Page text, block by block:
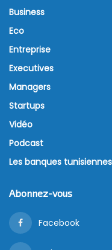
Business
Eco
Entreprise
Executives
Managers
Startups
Vidéo
Podcast
Les banques tunisiennes
Abonnez-vous
Facebook